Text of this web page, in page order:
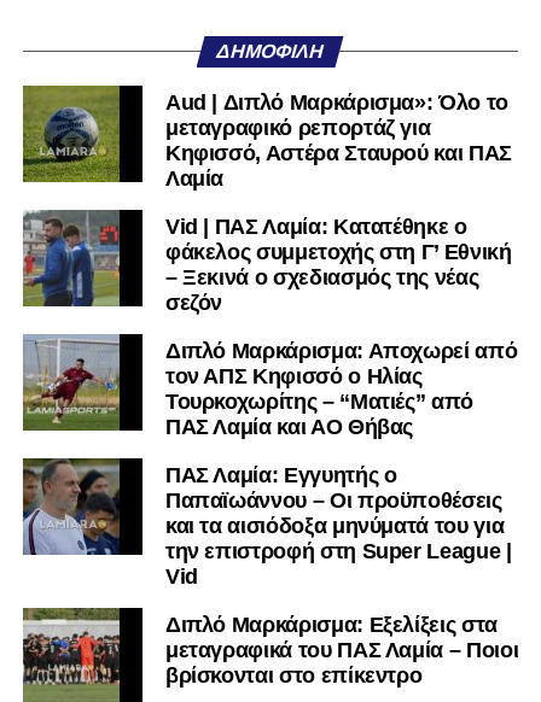
ΔΗΜΟΦΙΛΉ
Aud | Διπλό Μαρκάρισμα»: Όλο το
μεταγραφικό ρεπορτάζ για
Κηφισσό, Αστέρα Σταυρού και ΠΑΣ
Λαμία
Vid | ΠΑΣ Λαμία: Κατατέθηκε ο
φάκελος συμμετοχής στη Γ’ Εθνική
– Ξεκινά ο σχεδιασμός της νέας
σεζόν
Διπλό Μαρκάρισμα: Αποχωρεί από
τον ΑΠΣ Κηφισσό ο Ηλίας
Τουρκοχωρίτης – “Ματιές” από
ΠΑΣ Λαμία και ΑΟ Θήβας
ΠΑΣ Λαμία: Εγγυητής ο
Παπαϊωάννου – Οι προϋποθέσεις
και τα αισιόδοξα μηνύματά του για
την επιστροφή στη Super League |
Vid
Διπλό Μαρκάρισμα: Εξελίξεις στα
μεταγραφικά του ΠΑΣ Λαμία – Ποιοι
βρίσκονται στο επίκεντρο